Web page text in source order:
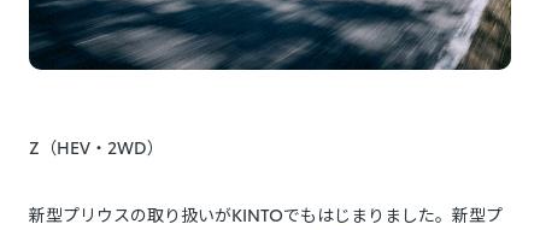
Z（HEV・2WD）
新型プリウスの取り扱いがKINTOでもはじまりました。新型プ